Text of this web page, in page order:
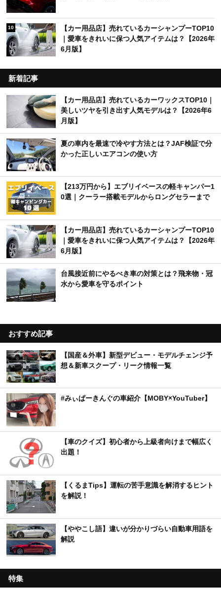
10
【カー用品店】売れているカーシャンプーTOP10
｜愛車をきれいに保つ人気アイテムは？【2026年
6月版】
新着記事
【カー用品店】売れているカーワックスTOP10｜
美しいツヤを引き出す人気モデルは？【2026年6
月版】
夏の車内を最速で冷やす方法とは？JAF検証で分
かった正しいエアコンの使い方
【213万円から】エブリイベースの軽キャンパー1
0選｜クーラー搭載モデルからロングセラーまで
【カー用品店】売れているカーシャンプーTOP10
｜愛車をきれいに保つ人気アイテムは？【2026年
6月版】
台風接近前にやるべき車の対策とは？飛来物・冠
水から愛車を守るポイント
おすすめ記事
【国産＆外車】新型デビュー・モデルチェンジ予
想＆新車スクープ・リーク情報一覧
#みぃぱーきんぐの車紹介【MOBY×YouTuber】
【車のクイズ】初心者から上級者向けまで幅広く
出題！
【くるまTips】運転の苦手意識を解消するヒント
を解説！
【ややこし語】違いが分かりづらい自動車用語を
解説
特集